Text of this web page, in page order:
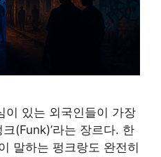
이 있는 외국인들이 가장
(Funk)’라는 장르다. 한
말하는 펑크랑도 완전히